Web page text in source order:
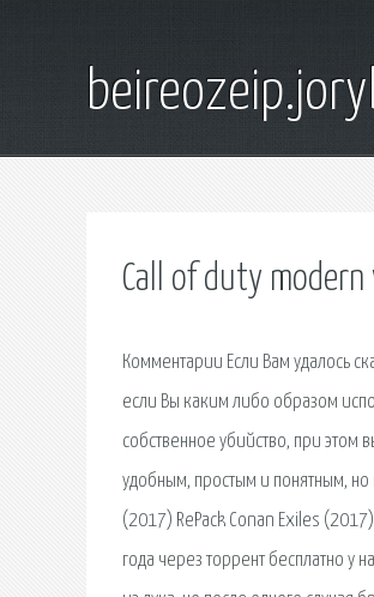
Call of duty modern
Комментарии Если Вам удалось
если Вы каким либо образом
собственное убийство, при этом
удобным, простым и понятным, но
(2017) RePack Conan Exiles (2017)
года через торрент бесплатно у